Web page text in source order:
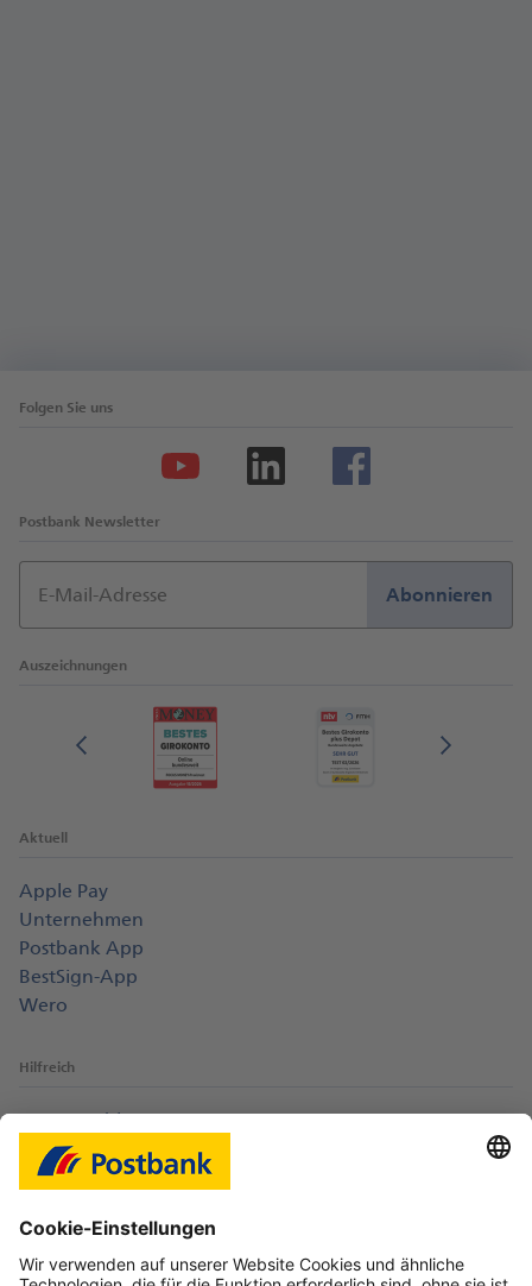
Folgen Sie uns
Postbank Newsletter
E-Mail-Adresse Abonnieren
Auszeichnungen
Aktuell
Apple Pay
Unternehmen
Postbank App
BestSign-App
Wero
Hilfreich
Login-Probleme
Karte sperren
Kontakt
myBHW